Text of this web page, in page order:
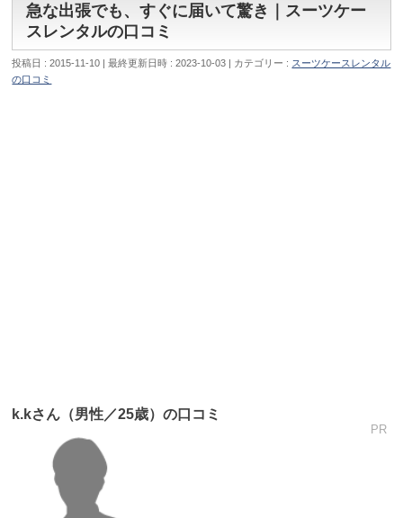
急な出張でも、すぐに届いて驚き｜スーツケー
スレンタルの口コミ
投稿日 : 2015-11-10 最終更新日時 : 2023-10-03 カテゴリー : スーツケースレンタル
の口コミ
k.kさん（男性／25歳）の口コミ
PR